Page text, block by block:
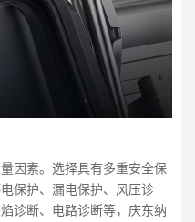
因素。选择具有多重安全保
保护、漏电保护、风压诊
诊断、电路诊断等，庆东纳